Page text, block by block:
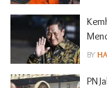
BY
PN